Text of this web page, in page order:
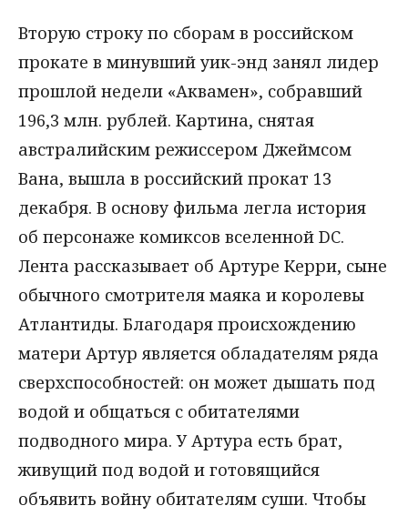
Вторую строку по сборам в российском
прокате в минувший уик-энд занял лидер
прошлой недели «Аквамен», собравший
196,3 млн. рублей. Картина, снятая
австралийским режиссером Джеймсом
Вана, вышла в российский прокат 13
декабря. В основу фильма легла история
об персонаже комиксов вселенной DC.
Лента рассказывает об Артуре Керри, сыне
обычного смотрителя маяка и королевы
Атлантиды. Благодаря происхождению
матери Артур является обладателям ряда
сверхспособностей: он может дышать под
водой и общаться с обитателями
подводного мира. У Артура есть брат,
живущий под водой и готовящийся
объявить войну обитателям суши. Чтобы